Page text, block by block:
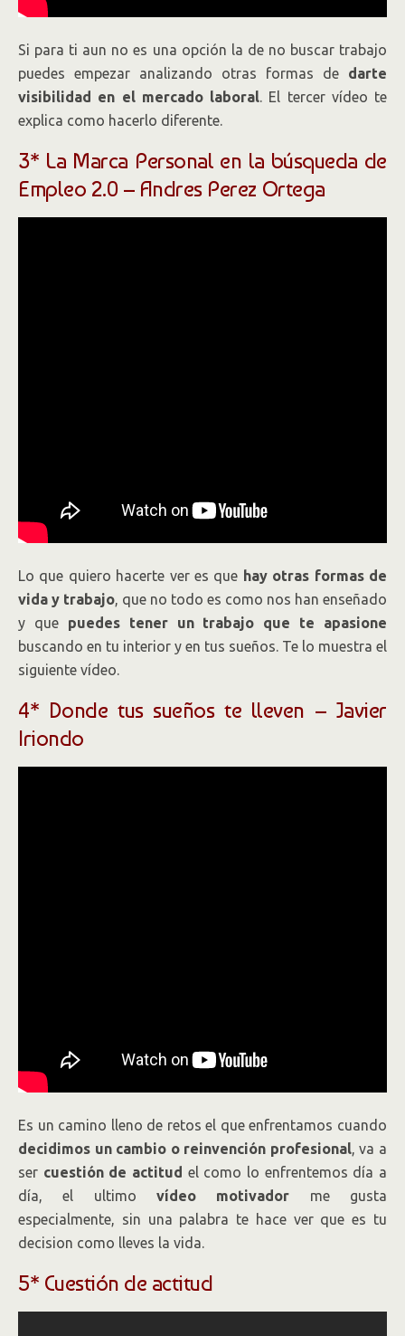
Si para ti aun no es una opción la de no buscar trabajo
puedes empezar analizando otras formas de darte
visibilidad en el mercado laboral. El tercer vídeo te
explica como hacerlo diferente.
3* La Marca Personal en la búsqueda de
Empleo 2.0 – Andres Perez Ortega
Lo que quiero hacerte ver es que hay otras formas de
vida y trabajo, que no todo es como nos han enseñado
y que puedes tener un trabajo que te apasione
buscando en tu interior y en tus sueños. Te lo muestra el
siguiente vídeo.
4* Donde tus sueños te lleven – Javier
Iriondo
Es un camino lleno de retos el que enfrentamos cuando
decidimos un cambio o reinvención profesional, va a
ser cuestión de actitud el como lo enfrentemos día a
día, el ultimo vídeo motivador me gusta
especialmente, sin una palabra te hace ver que es tu
decision como lleves la vida.
5* Cuestión de actitud